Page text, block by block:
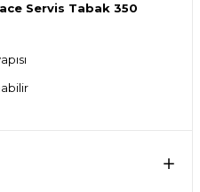
Servis Tabak 350